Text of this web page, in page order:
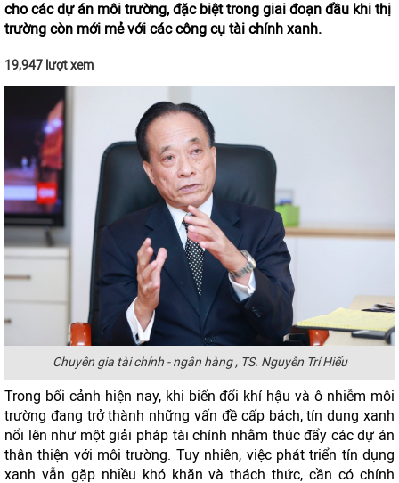
cho các dự án môi trường, đặc biệt trong giai đoạn đầu khi thị
trường còn mới mẻ với các công cụ tài chính xanh.
19,947 lượt xem
Chuyên gia tài chính - ngân hàng , TS. Nguyễn Trí Hiếu
Trong bối cảnh hiện nay, khi biến đổi khí hậu và ô nhiễm môi
trường đang trở thành những vấn đề cấp bách, tín dụng xanh
nổi lên như một giải pháp tài chính nhằm thúc đẩy các dự án
thân thiện với môi trường. Tuy nhiên, việc phát triển tín dụng
xanh vẫn gặp nhiều khó khăn và thách thức, cần có chính